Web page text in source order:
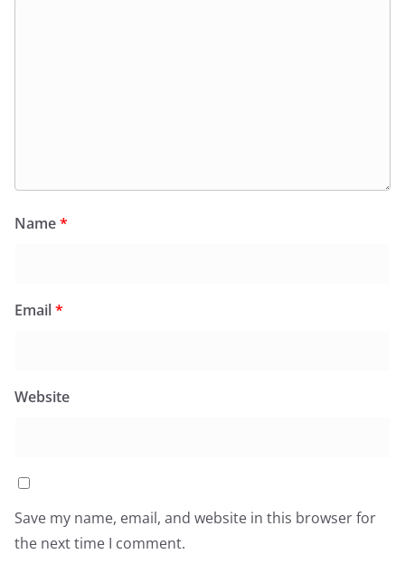
Name*
Email*
Website
Save my name, email, and website in this browser for
the next time I comment.